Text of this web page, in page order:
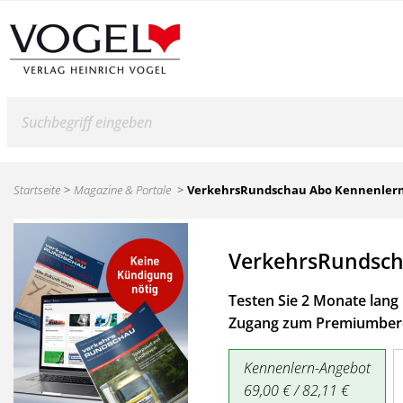
Startseite Magazine & Portale VerkehrsRundschau Abo
Testen Sie 2 Monate
Zugang zum
Kennenlern-Angebot
69,00 € / 82,11 €